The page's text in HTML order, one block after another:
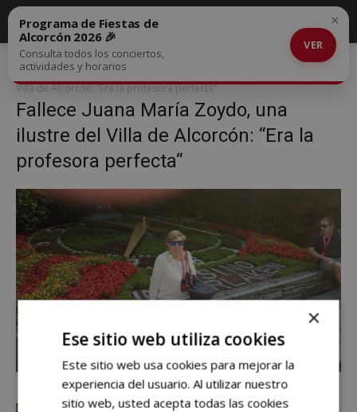
Inicio
Fallece Juana María Zoydo, una ilustre del Villa de Alcorcón:
“Era la profesora perfecta”
Villa de Alcorcón: “Era la profesora perfecta“
Fallece Juana María Zoydo, una
ilustre del Villa de Alcorcón: “Era la
profesora perfecta“
Programa de Fiestas de
Alcorcón 2026 🎉
Consulta todos los conciertos,
actividades y horarios
VER
×
×
Ese sitio web utiliza cookies
Este sitio web usa cookies para mejorar la
experiencia del usuario. Al utilizar nuestro
sitio web, usted acepta todas las cookies